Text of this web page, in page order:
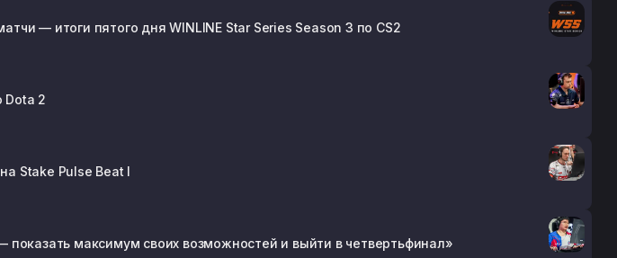
— итоги пятого дня WINLINE Star Series Season 3 по CS2
Dota 2
Stake Pulse Beat I
максимум своих возможностей и выйти в четвертьфинал»